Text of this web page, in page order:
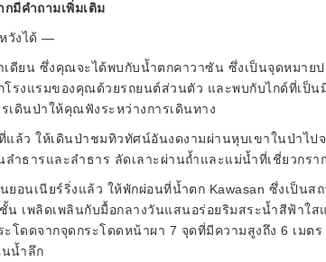
มีคำถามเพิ่มเติม
วังได้ —
เดียน ซึ่งคุณจะได้พบกับน้ำตกคาวาซัน ซึ่งเป็นจุดหมาย
โรงแรมของคุณด้วยรถยนต์ส่วนตัว และพบกับไกด์ที่เป็
เดินป่าให้คุณฟังระหว่างการเดินทาง
แล้ว ให้เดินป่าชมทิวทัศน์อันงดงามผ่านหุบเขาในป่าไ
ำธารและลำธาร ลัดเลาะผ่านถ้ำและแม่น้ำที่เชี่ยวกรา
ยอนเนียร์ริ่งแล้ว ให้พักผ่อนที่น้ำตก Kawasan ซึ่งเป็นส
น เพลิดเพลินกับมื้อกลางวันแสนอร่อยริมสระน้ำสีฟ้าใ
ะโดดจากจุดกระโดดหน้าผา 7 จุดที่มีความสูงถึง 6 เมต
น้ำลึก